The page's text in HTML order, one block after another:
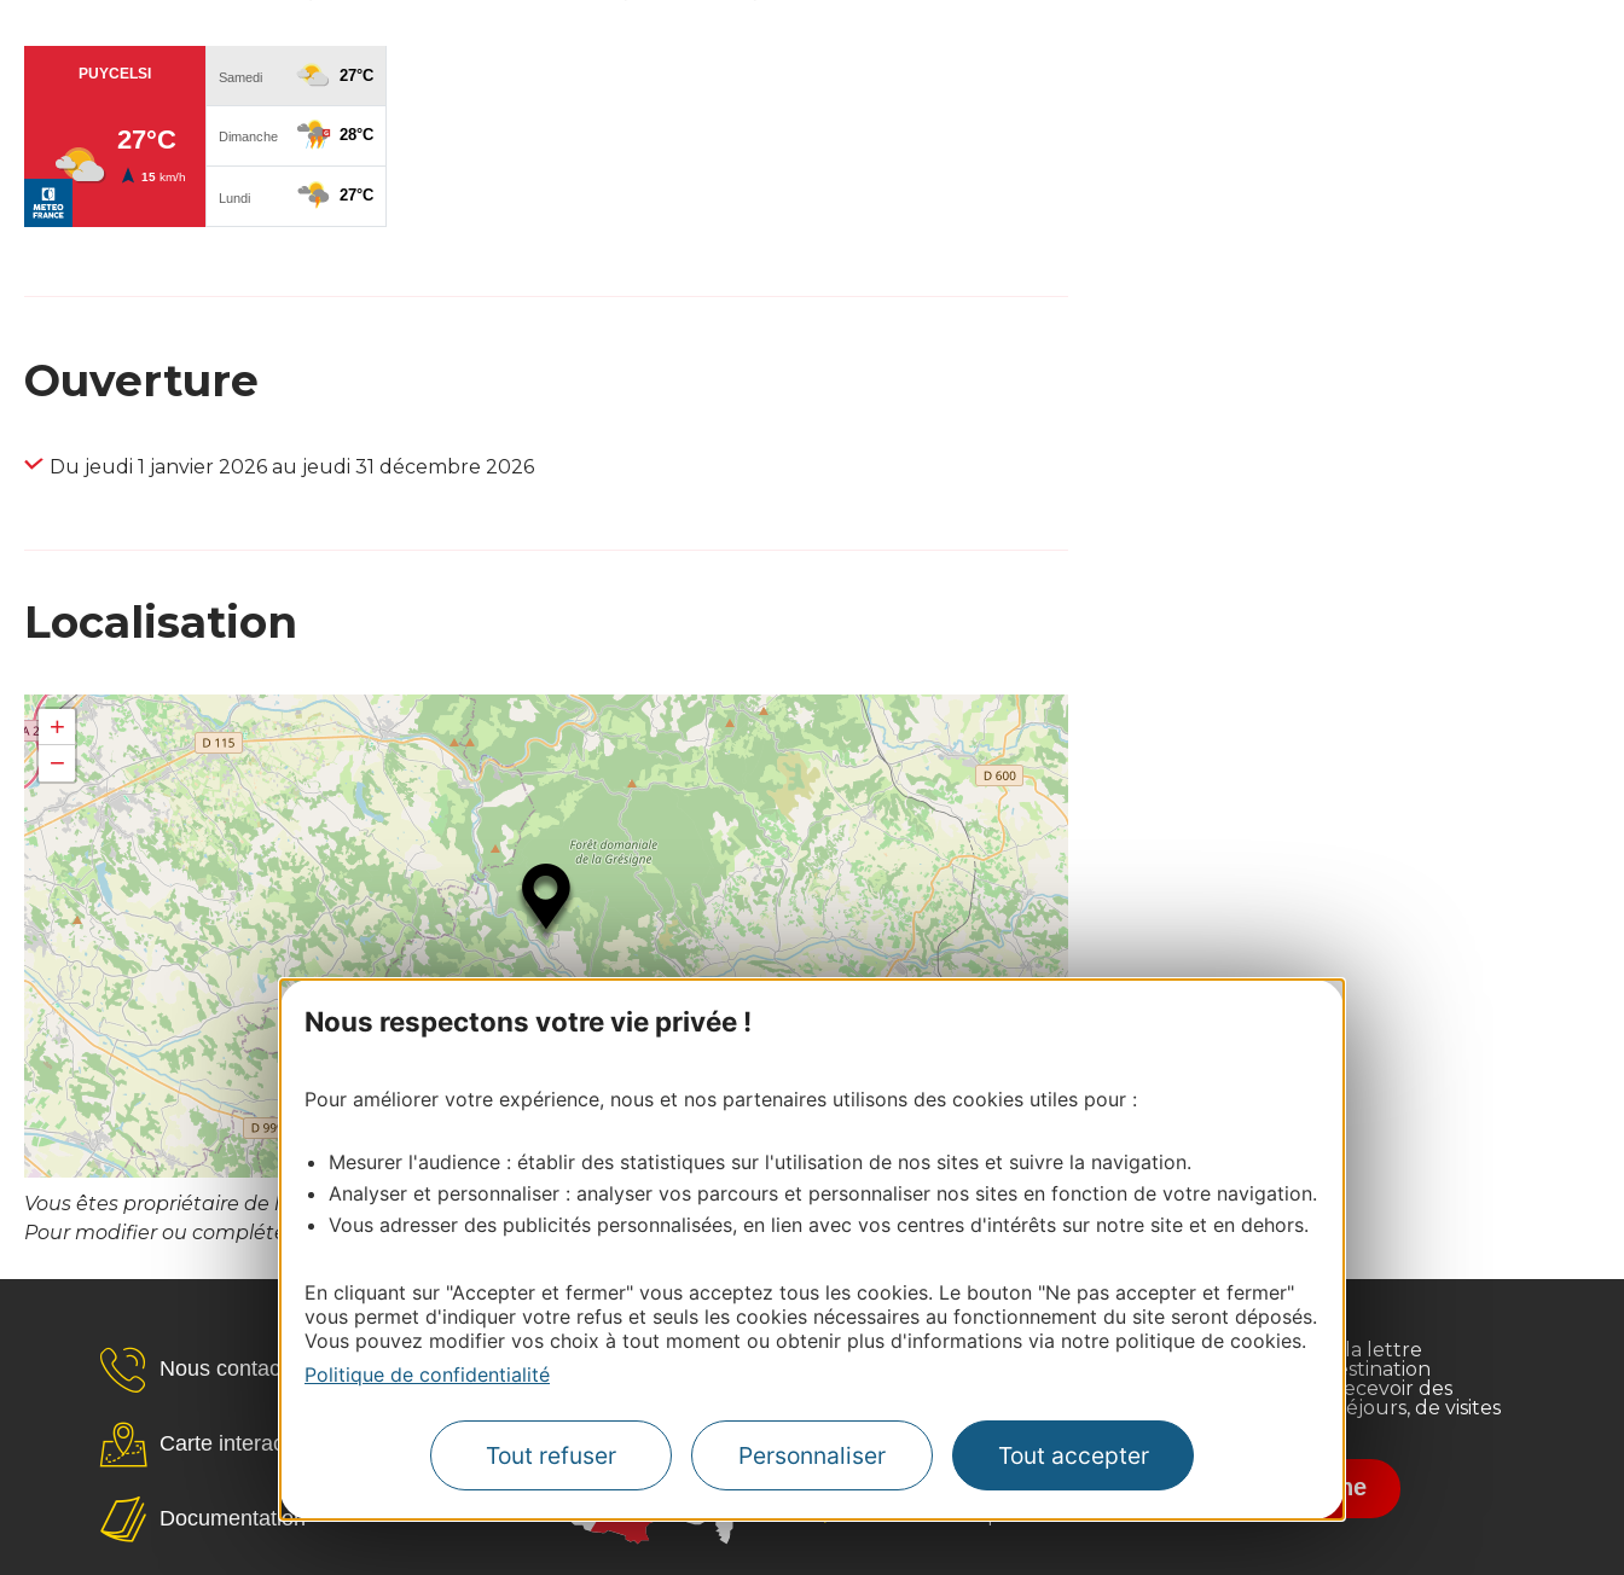
Nous respectons votre vie privée !
Pour améliorer votre expérience, nous et nos partenaires utilisons des cookies utiles pour :
Mesurer l'audience : établir des statistiques sur l'utilisation de nos sites et suivre la navigation.
Analyser et personnaliser : analyser vos parcours et personnaliser nos sites en fonction de votre navigation.
Vous adresser des publicités personnalisées, en lien avec vos centres d'intérêts sur notre site et en dehors.
En cliquant sur "Accepter et fermer" vous acceptez tous les cookies. Le bouton "Ne pas accepter et fermer"
vous permet d'indiquer votre refus et seuls les cookies nécessaires au fonctionnement du site seront déposés.
Vous pouvez modifier vos choix à tout moment ou obtenir plus d'informations via notre politique de cookies.
Politique de confidentialité
Tout refuser Personnaliser Tout accepter
Ouverture
Du jeudi 1 janvier 2026 au jeudi 31 décembre 2026
Localisation
+
−
Leaflet| Map data © OpenStreetMap contributors
Vous êtes propriétaire de l’établissement ou le gestionnaire de cette activité?
Pour modifier ou compléter cette fiche, merci de contacter Tarn Tourisme.
Nous contacter
Carte interactive
Documentation
Thermalisme
Pros d'Occitanie
Site presse et d'influence
Voyagistes
Destination Sport
Inscrivez-vous à la lettre
d'information Destination
Occitanie pour recevoir des
suggestions de séjours, de visites
Je m'abonne